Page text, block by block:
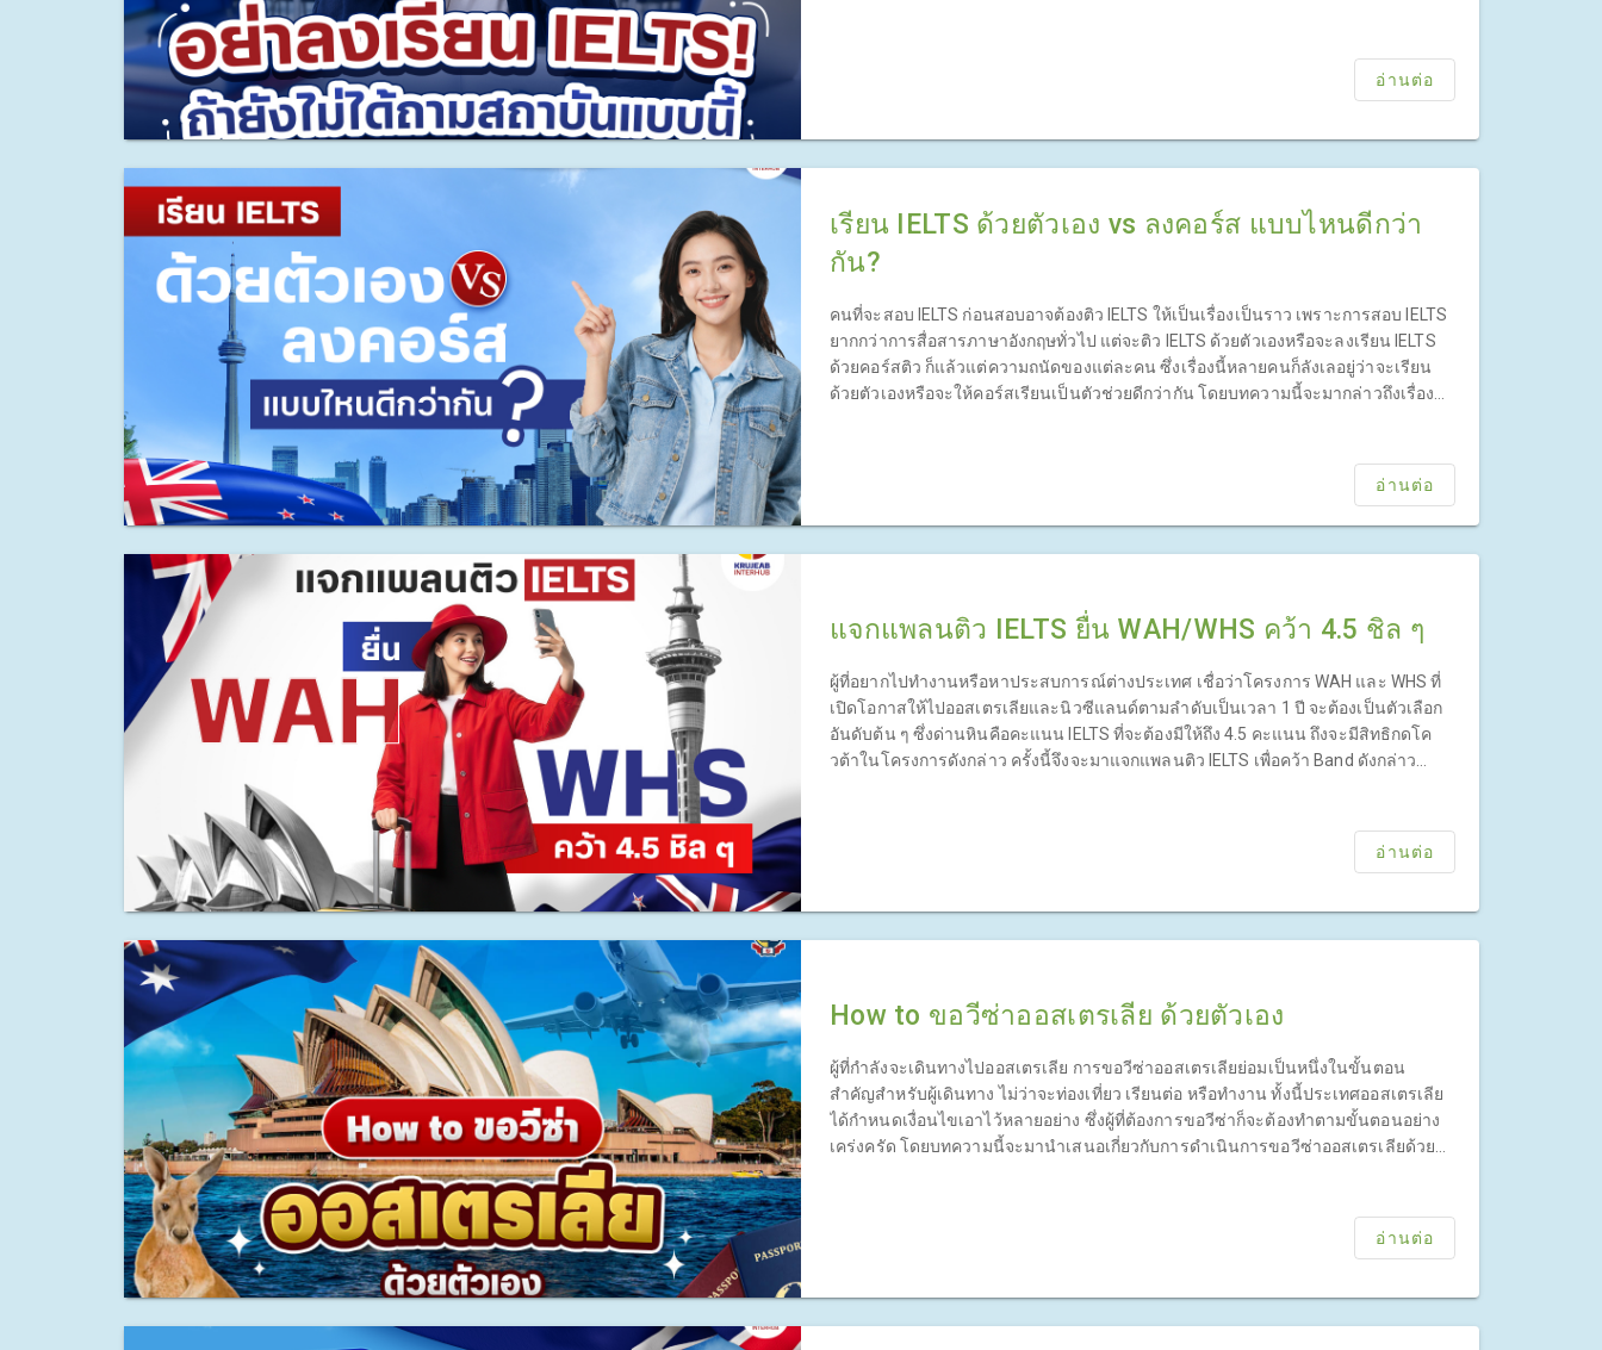
อ่านต่อ
เรียน IELTS ด้วยตัวเอง vs ลงคอร์ส แบบไหนดีกว่า
กัน?
คนที่จะสอบ IELTS ก่อนสอบอาจต้องติว IELTS ให้เป็นเรื่องเป็นราว เพราะการสอบ IELTS
ยากกว่าการสื่อสารภาษาอังกฤษทั่วไป แต่จะติว IELTS ด้วยตัวเองหรือจะลงเรียน IELTS
ด้วยคอร์สติว ก็แล้วแต่ความถนัดของแต่ละคน ซึ่งเรื่องนี้หลายคนก็ลังเลอยู่ว่าจะเรียน
ด้วยตัวเองหรือจะให้คอร์สเรียนเป็นตัวช่วยดีกว่ากัน โดยบทความนี้จะมากล่าวถึงเรื่องนี้
อ่านต่อ
แจกแพลนติว IELTS ยื่น WAH/WHS คว้า 4.5 ชิล ๆ
ผู้ที่อยากไปทำงานหรือหาประสบการณ์ต่างประเทศ เชื่อว่าโครงการ WAH และ WHS ที่
เปิดโอกาสให้ไปออสเตรเลียและนิวซีแลนด์ตามลำดับเป็นเวลา 1 ปี จะต้องเป็นตัวเลือก
อันดับต้น ๆ ซึ่งด่านหินคือคะแนน IELTS ที่จะต้องมีให้ถึง 4.5 คะแนน ถึงจะมีสิทธิกดโค
วต้าในโครงการดังกล่าว ครั้งนี้จึงจะมาแจกแพลนติว IELTS เพื่อคว้า Band ดังกล่าว
อ่านต่อ
How to ขอวีซ่าออสเตรเลีย ด้วยตัวเอง
ผู้ที่กำลังจะเดินทางไปออสเตรเลีย การขอวีซ่าออสเตรเลียย่อมเป็นหนึ่งในขั้นตอน
สำคัญสำหรับผู้เดินทาง ไม่ว่าจะท่องเที่ยว เรียนต่อ หรือทำงาน ทั้งนี้ประเทศออสเตรเลีย
ได้กำหนดเงื่อนไขเอาไว้หลายอย่าง ซึ่งผู้ที่ต้องการขอวีซ่าก็จะต้องทำตามขั้นตอนอย่าง
เคร่งครัด โดยบทความนี้จะมานำเสนอเกี่ยวกับการดำเนินการขอวีซ่าออสเตรเลียด้วย
อ่านต่อ